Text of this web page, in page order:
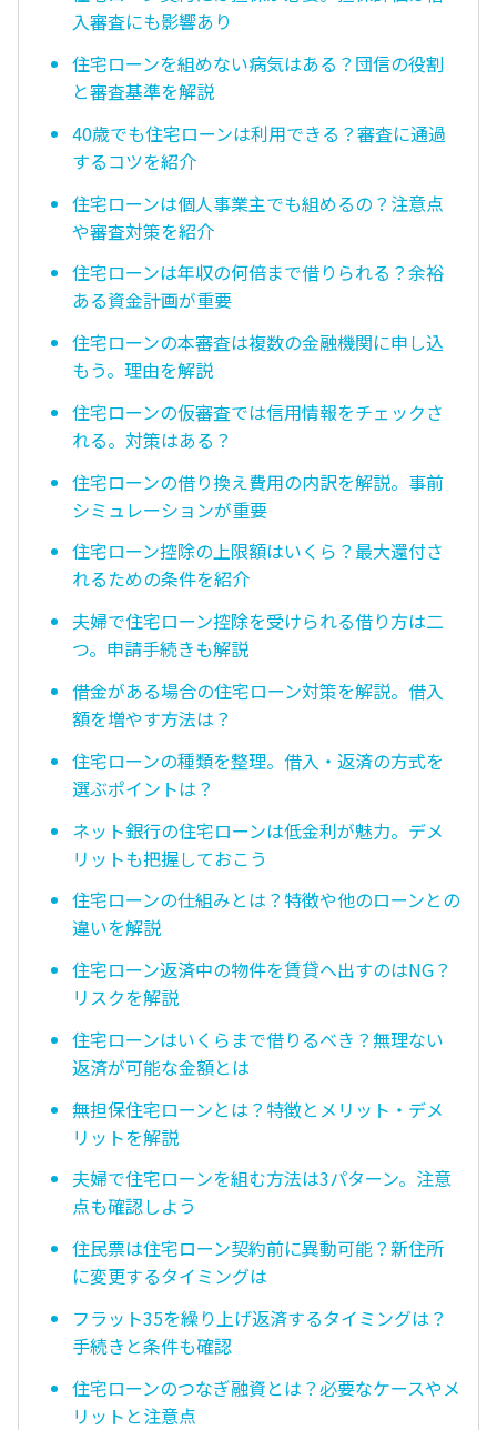
入審査にも影響あり
住宅ローンを組めない病気はある？団信の役割
と審査基準を解説
40歳でも住宅ローンは利用できる？審査に通過
するコツを紹介
住宅ローンは個人事業主でも組めるの？注意点
や審査対策を紹介
住宅ローンは年収の何倍まで借りられる？余裕
ある資金計画が重要
住宅ローンの本審査は複数の金融機関に申し込
もう。理由を解説
住宅ローンの仮審査では信用情報をチェックさ
れる。対策はある？
住宅ローンの借り換え費用の内訳を解説。事前
シミュレーションが重要
住宅ローン控除の上限額はいくら？最大還付さ
れるための条件を紹介
夫婦で住宅ローン控除を受けられる借り方は二
つ。申請手続きも解説
借金がある場合の住宅ローン対策を解説。借入
額を増やす方法は？
住宅ローンの種類を整理。借入・返済の方式を
選ぶポイントは？
ネット銀行の住宅ローンは低金利が魅力。デメ
リットも把握しておこう
住宅ローンの仕組みとは？特徴や他のローンとの
違いを解説
住宅ローン返済中の物件を賃貸へ出すのはNG？
リスクを解説
住宅ローンはいくらまで借りるべき？無理ない
返済が可能な金額とは
無担保住宅ローンとは？特徴とメリット・デメ
リットを解説
夫婦で住宅ローンを組む方法は3パターン。注意
点も確認しよう
住民票は住宅ローン契約前に異動可能？新住所
に変更するタイミングは
フラット35を繰り上げ返済するタイミングは？
手続きと条件も確認
住宅ローンのつなぎ融資とは？必要なケースやメ
リットと注意点